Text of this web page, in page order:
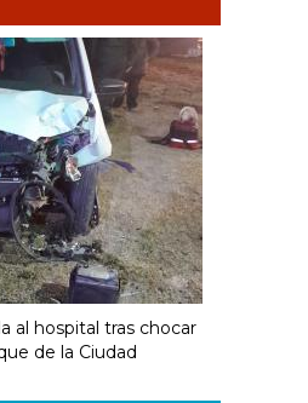
al hospital tras chocar
de la Ciudad